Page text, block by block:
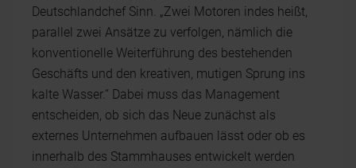
Deutschlandchef Sinn. „Zwei Motoren indes heißt,
parallel zwei Ansätze zu verfolgen, nämlich die
konventionelle Weiterführung des bestehenden
Geschäfts und den kreativen, mutigen Sprung ins
kalte Wasser.“ Dabei muss das Management
entscheiden, ob sich das Neue zunächst als
externes Unternehmen aufbauen lässt oder ob es
innerhalb des Stammhauses entwickelt werden